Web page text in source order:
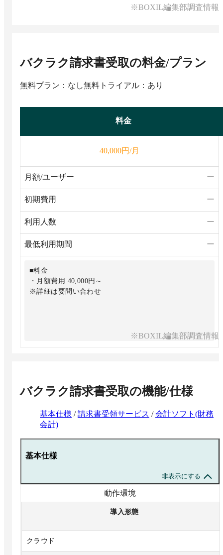
※BOXIL編集部調査情報
バクラク請求書受取の料金/プラン
無料プラン：なし無料トライアル：あり
料金
40,000円/月
月額/ユーザー ー
初期費用 ー
利用人数 ー
最低利用期間 ー
■料金
・月額費用 40,000円～
※詳細は要問い合わせ
※BOXIL編集部調査情報
バクラク請求書受取の機能/仕様
基本仕様 /請求書受領サービス /会計ソフト(財務
会計)
基本仕様
非表示にする
動作環境
導入形態
クラウド